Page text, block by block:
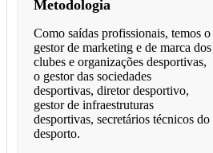
Metodologia
Como saídas profissionais, temos o
gestor de marketing e de marca dos
clubes e organizações desportivas,
o gestor das sociedades
desportivas, diretor desportivo,
gestor de infraestruturas
desportivas, secretários técnicos do
desporto.